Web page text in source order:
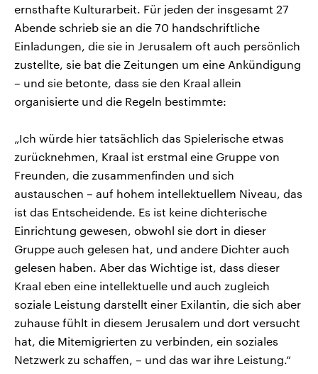
ernsthafte Kulturarbeit. Für jeden der insgesamt 27
Abende schrieb sie an die 70 handschriftliche
Einladungen, die sie in Jerusalem oft auch persönlich
zustellte, sie bat die Zeitungen um eine Ankündigung
– und sie betonte, dass sie den Kraal allein
organisierte und die Regeln bestimmte:
„Ich würde hier tatsächlich das Spielerische etwas
zurücknehmen, Kraal ist erstmal eine Gruppe von
Freunden, die zusammenfinden und sich
austauschen – auf hohem intellektuellem Niveau, das
ist das Entscheidende. Es ist keine dichterische
Einrichtung gewesen, obwohl sie dort in dieser
Gruppe auch gelesen hat, und andere Dichter auch
gelesen haben. Aber das Wichtige ist, dass dieser
Kraal eben eine intellektuelle und auch zugleich
soziale Leistung darstellt einer Exilantin, die sich aber
zuhause fühlt in diesem Jerusalem und dort versucht
hat, die Mitemigrierten zu verbinden, ein soziales
Netzwerk zu schaffen, – und das war ihre Leistung.“